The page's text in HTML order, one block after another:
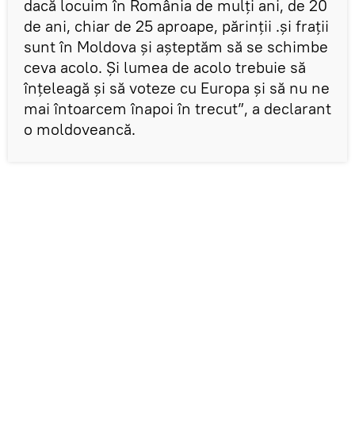
dacă locuim în România de mulți ani, de 20
de ani, chiar de 25 aproape, părinții .și frații
sunt în Moldova și așteptăm să se schimbe
ceva acolo. Și lumea de acolo trebuie să
înțeleagă și să voteze cu Europa și să nu ne
mai întoarcem înapoi în trecut”, a declarant
o moldoveancă.